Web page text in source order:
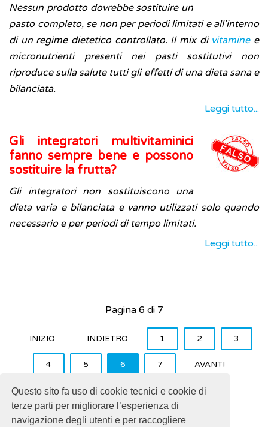
Questo sito fa uso di cookie tecnici e cookie di
terze parti per migliorare l’esperienza di
navigazione degli utenti e per raccogliere
Nessun prodotto dovrebbe sostituire un
pasto completo, se non per periodi limitati e all'interno
di un regime dietetico controllato. Il mix di vitamine e
micronutrienti presenti nei pasti sostitutivi non
riproduce sulla salute tutti gli effetti di una dieta sana e
bilanciata.
Leggi tutto...
Gli integratori multivitaminici
fanno sempre bene e possono
sostituire la frutta?
Gli integratori non sostituiscono una
dieta varia e bilanciata e vanno utilizzati solo quando
necessario e per periodi di tempo limitati.
Leggi tutto...
Pagina 6 di 7
INIZIO INDIETRO 1 2 3
4 5 6 7 AVANTI
FINE